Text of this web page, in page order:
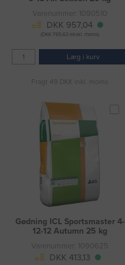
Varenummer: 1090510
DKK 957,04
(DKK 765,63 ekskl. moms)
Læg i kurv
Fragt 49 DKK inkl. moms
Gødning ICL Sportsmaster 4-
12-12 Autumn 25 kg
Varenummer: 1090625
DKK 413,13